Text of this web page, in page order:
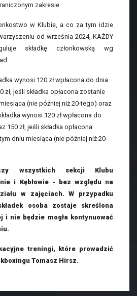
zakresie.
w Klubie, a co za tym idzie
od września 2024, KAŻDY
składkę członkowską wg
wynosi 120 zł wpłacona do dnia
zł, jeśli składka opłacona zostanie
(nie później niż 20-tego) oraz
wynosi 120 zł wpłacona do
150 zł, jeśli składka opłacona
dniu miesiąca (nie później niż 20-
wszystkich sekcji Klubu
i Kębłowie - bez względu na
w zajęciach. W przypadku
osoba zostaje skreślona
i nie będzie mogła kontynuować
treningi, które prowadzić
Tomasz Hirsz.